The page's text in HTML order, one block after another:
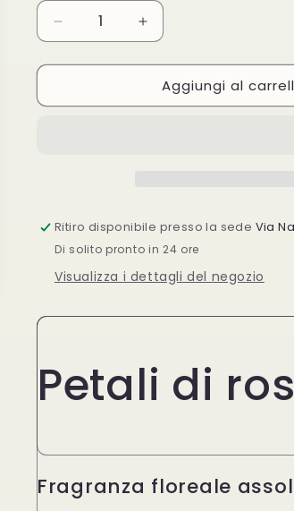
Diminuisci
quantità
per
doccia
Aumenta
quantità
per
Euphidra
doccia
Aggiungi al
Ritiro disponibile presso la sede Via
Di solito pronto in 24 ore
Visualizza i dettagli del negozio
Petali di
Fragranza floreale